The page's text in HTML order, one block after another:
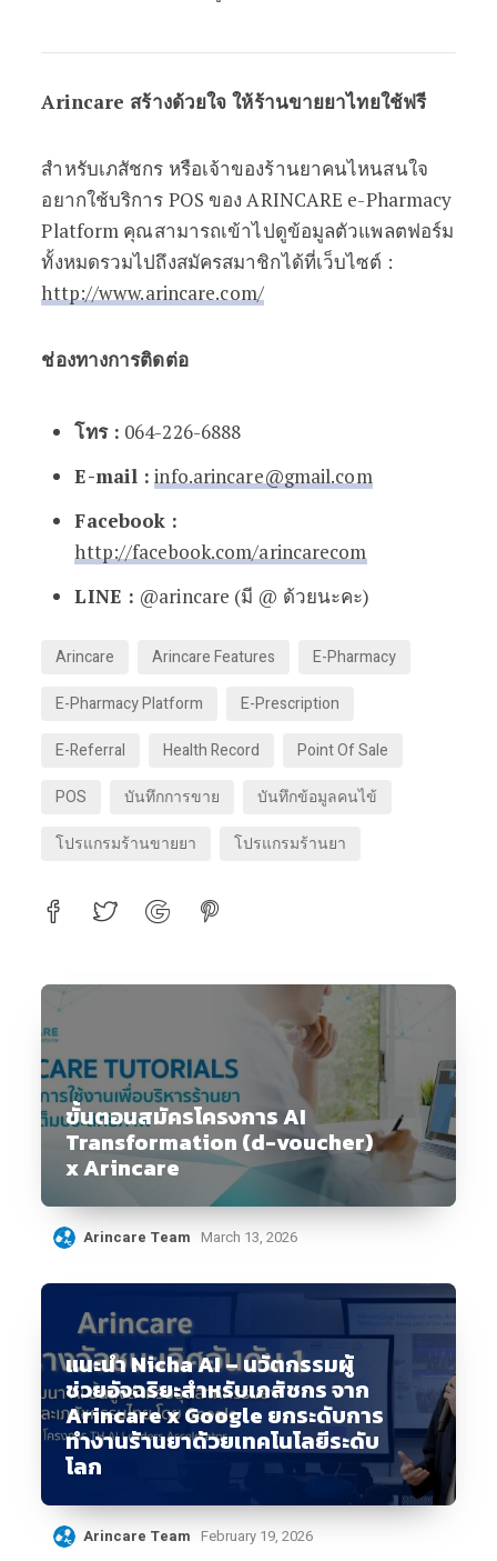
Arincare สร้างด้วยใจ ให้ร้านขายยาไทยใช้ฟรี
สำหรับเภสัชกร หรือเจ้าของร้านยาคนไหนสนใจ
อยากใช้บริการ POS ของ ARINCARE e-Pharmacy
Platform คุณสามารถเข้าไปดูข้อมูลตัวแพลตฟอร์ม
ทั้งหมดรวมไปถึงสมัครสมาชิกได้ที่เว็บไซต์ :
http://www.arincare.com/
ช่องทางการติดต่อ
โทร : 064-226-6888
E-mail : info.arincare@gmail.com
Facebook :
http://facebook.com/arincarecom
LINE : @arincare (มี @ ด้วยนะคะ)
Arincare Arincare Features
E-Pharmacy
E-Pharmacy Platform
E-Prescription
E-Referral
Health Record
Point Of Sale
POS
บันทึกการขาย
บันทึกข้อมูลคนไข้
โปรแกรมร้านขายยา
โปรแกรมร้านยา
ขั้นตอนสมัครโครงการ AI
Transformation (d-voucher)
x Arincare
Arincare Team March 13, 2026
แนะนำ Nicha AI – นวัตกรรมผู้
ช่วยอัจฉริยะสำหรับเภสัชกร จาก
Arincare x Google ยกระดับการ
ทำงานร้านยาด้วยเทคโนโลยีระดับ
โลก
Arincare Team February 19, 2026